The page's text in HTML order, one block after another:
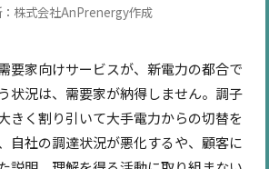
：株式会社AnPrenergy作成
要家向けサービスが、新電力の都合で
状況は、需要家が納得しません。調子
きく割り引いて大手電力からの切替を
自社の調達状況が悪化するや、顧客に